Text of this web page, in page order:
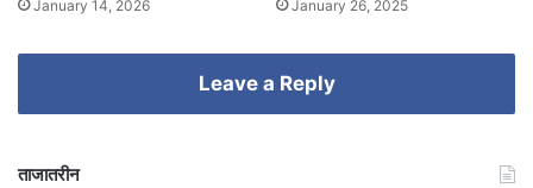
January 14, 2026 January 26, 2025
Leave a Reply
ताजातरीन